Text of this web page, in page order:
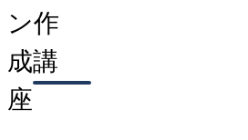
ン作
成講
座